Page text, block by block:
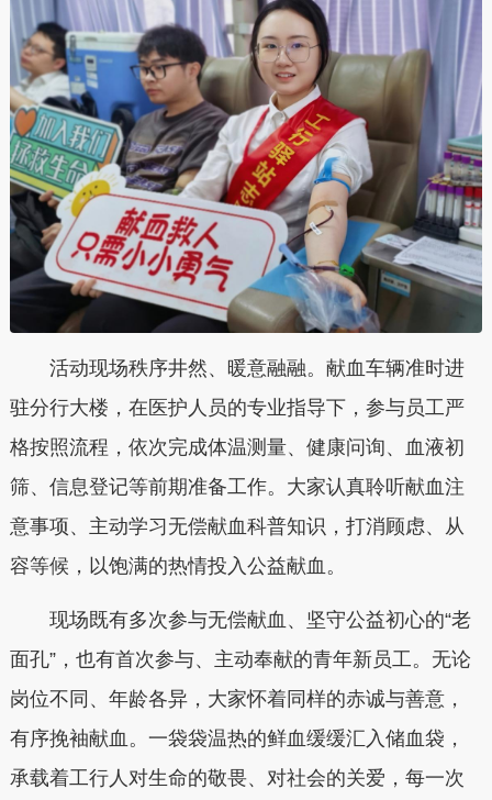
活动现场秩序井然、暖意融融。献血车辆准时进
驻分行大楼，在医护人员的专业指导下，参与员工严
格按照流程，依次完成体温测量、健康问询、血液初
筛、信息登记等前期准备工作。大家认真聆听献血注
意事项、主动学习无偿献血科普知识，打消顾虑、从
容等候，以饱满的热情投入公益献血。
现场既有多次参与无偿献血、坚守公益初心的“老
面孔”，也有首次参与、主动奉献的青年新员工。无论
岗位不同、年龄各异，大家怀着同样的赤诚与善意，
有序挽袖献血。一袋袋温热的鲜血缓缓汇入储血袋，
承载着工行人对生命的敬畏、对社会的关爱，每一次